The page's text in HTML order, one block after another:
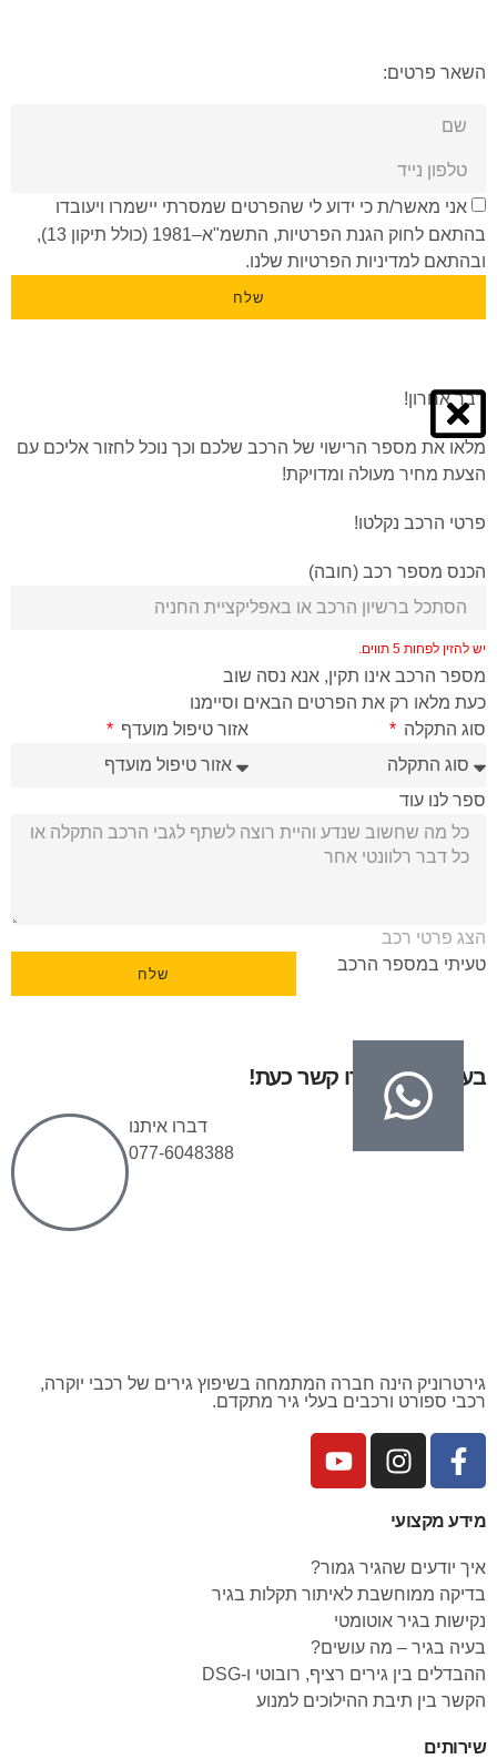
השאר פרטים:
אני מאשר/ת כי ידוע לי שהפרטים שמסרתי יישמרו ויעובדו
בהתאם לחוק הגנת הפרטיות, התשמ"א–1981 (כולל תיקון 13),
ובהתאם ל מדיניות הפרטיותשלנו.
שלח
דבר אחרון!
מלאו את מספר הרישוי של הרכב שלכם וכך נוכל לחזור אליכם עם
הצעת מחיר מעולה ומדויקת!
פרטי הרכב נקלטו!
הכנס מספר רכב (חובה)
יש להזין לפחות 5 תווים.
מספר הרכב אינו תקין, אנא נסה שוב
כעת מלאו רק את הפרטים הבאים וסיימנו
סוג התקלה
אזור טיפול מועדף
ספר לנו עוד
הצג פרטי רכב
טעיתי במספר הרכב
שלח
בעיות בגיר? צרו קשר כעת!
דברו איתנו
077-6048388
גירטרוניק הינה חברה המתמחה בשיפוץ גירים של רכבי יוקרה,
רכבי ספורט ורכבים בעלי גיר מתקדם.
מידע מקצועי
איך יודעים שהגיר גמור?
בדיקה ממוחשבת לאיתור תקלות בגיר
נקישות בגיר אוטומטי
בעיה בגיר – מה עושים?
ההבדלים בין גירים רציף, רובוטי ו-DSG
הקשר בין תיבת ההילוכים למנוע
שירותים